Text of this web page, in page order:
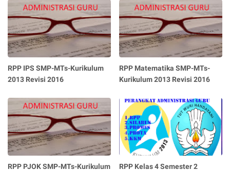
RPP IPS SMP-MTs-Kurikulum
2013 Revisi 2016
RPP Matematika SMP-MTs-
Kurikulum 2013 Revisi 2016
RPP PJOK SMP-MTs-Kurikulum
RPP Kelas 4 Semester 2